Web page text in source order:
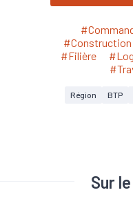
#Construction
#Filière
Région BTP
Sur